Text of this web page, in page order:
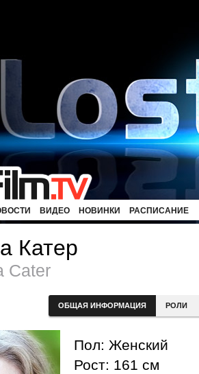
ВИДЕО НОВИНКИ РАСПИСАНИЕ
Катер
Cater
ОБЩАЯ ИНФОРМАЦИЯ РОЛИ
Пол: Женский
Рост: 161 см